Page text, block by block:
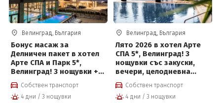
Велинград, България
Бонус масаж за
Делничен пакет в хотел
Арте СПА и Парк 5*,
Велинград! 3 нощувки +
закуски, вечери,
частичен масаж,
вътрешен басейн с
Собствен транспорт
4 дни / 3 нощувки
Велинград, България
Лято 2026 в хотел Арте
СПА 5*, Велинград! 3
нощувки със закуски,
вечери, целодневна
детска анимация,
вътрешен и външен
басейн с минерална вода
Собствен транспорт
4 дни / 3 нощувки